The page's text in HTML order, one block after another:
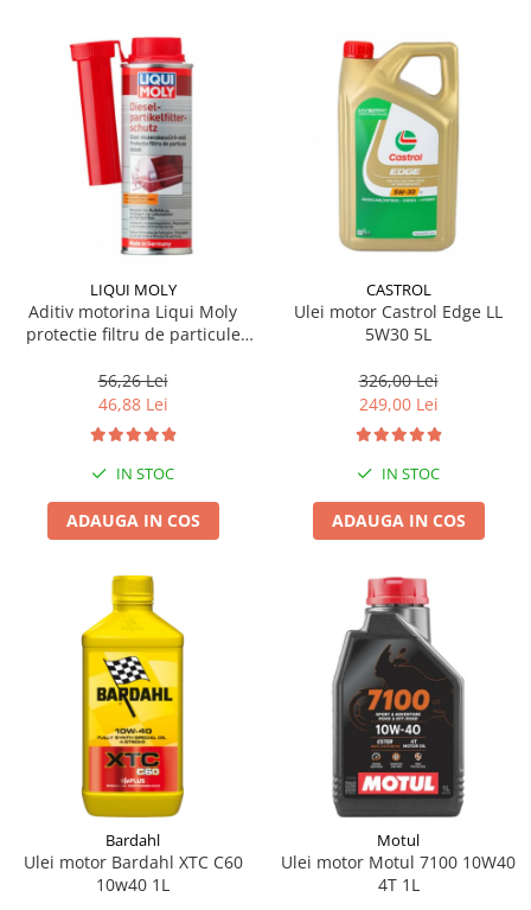
LIQUI MOLY
Aditiv motorina Liqui Moly
protectie filtru de particule
56,26 Lei
46,88 Lei
IN STOC
ADAUGA IN COS
CASTROL
Ulei motor Castrol Edge LL
5W30 5L
326,00 Lei
249,00 Lei
IN STOC
ADAUGA IN COS
Bardahl
Ulei motor Bardahl XTC C60
10w40 1L
Motul
Ulei motor Motul 7100 10W40
4T 1L